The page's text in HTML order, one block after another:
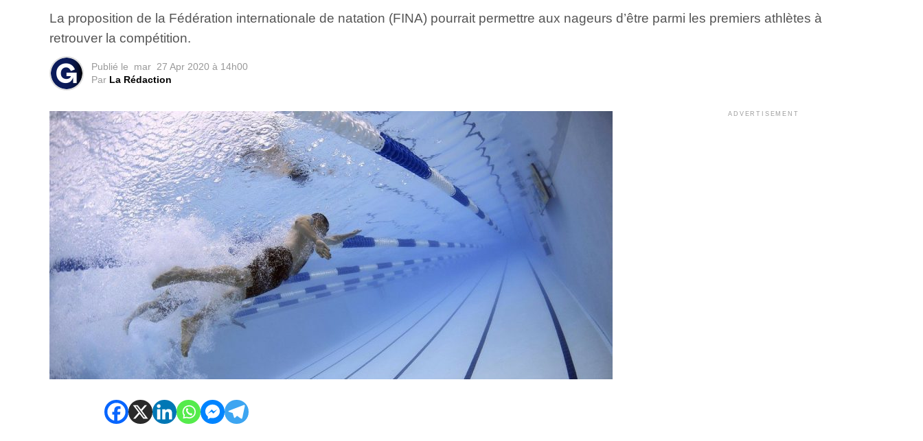
La proposition de la Fédération internationale de natation (FINA) pourrait permettre aux nageurs d’être parmi les premiers athlètes à
retrouver la compétition.
Publié le mar 27 Apr 2020 à 14h00
Par La Rédaction
ADVERTISEMENT